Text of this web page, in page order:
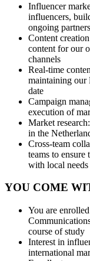
Influencer
influencers,
ongoing
Content
content for our
channels
Real-time
maintaining our
date
Campaign
execution of
Market
in the
Cross-team
teams to ensure
with local needs
YOU COME
You are
course of study
Interest in
international